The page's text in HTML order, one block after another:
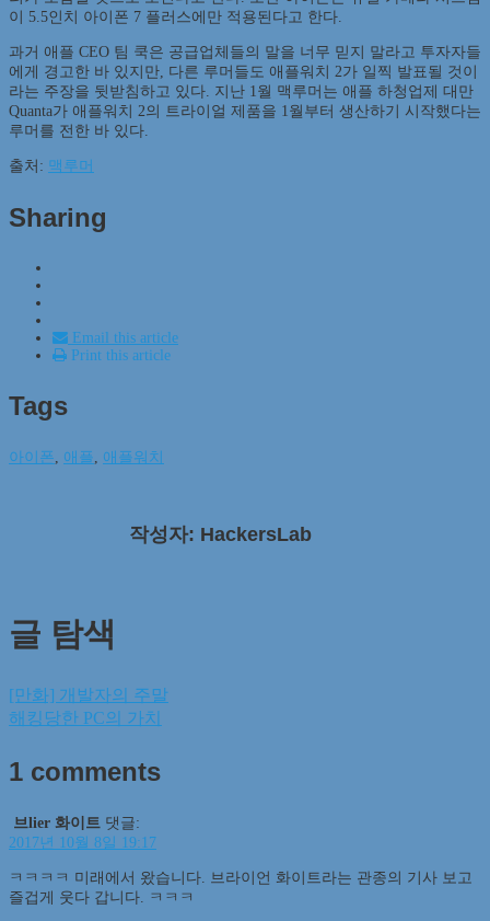
이 5.5인치 아이폰 7 플러스에만 적용된다고 한다.
과거 애플 CEO 팀 쿡은 공급업체들의 말을 너무 믿지 말라고 투자자들
에게 경고한 바 있지만, 다른 루머들도 애플워치 2가 일찍 발표될 것이
라는 주장을 뒷받침하고 있다. 지난 1월 맥루머는 애플 하청업제 대만
Quanta가 애플워치 2의 트라이얼 제품을 1월부터 생산하기 시작했다는
루머를 전한 바 있다.
출처: 맥루머
Sharing
Email this article
Print this article
Tags
아이폰 애플 애플워치
작성자: HackersLab
글 탐색
[만화] 개발자의 주말
해킹당한 PC의 가치
1 comments
브lier 화이트 댓글:
2017년 10월 8일 19:17
ㅋㅋㅋㅋ 미래에서 왔습니다. 브라이언 화이트라는 관종의 기사 보고
즐겁게 웃다 갑니다. ㅋㅋㅋ